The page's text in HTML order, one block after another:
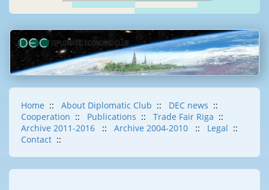
Home :: About Diplomatic Club :: DEC news ::
Cooperation :: Publications :: Trade Fair Riga ::
Archive 2011-2016
:: Archive 2004-2010 :: Legal ::
Contact ::